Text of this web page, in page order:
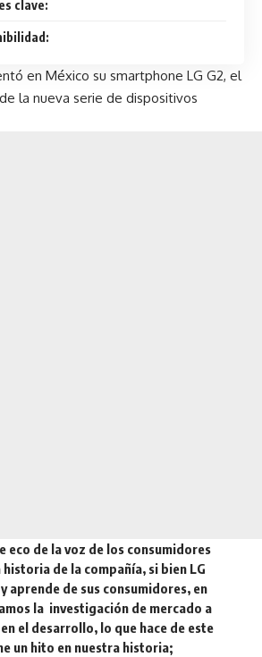
clave:
en México su smartphone LG G2, el
la nueva serie de dispositivos
eco de la voz de los consumidores
historia de la compañía, si bien LG
aprende de sus consumidores, en
la investigación de mercado a
el desarrollo, lo que hace de este
un hito en nuestra historia;